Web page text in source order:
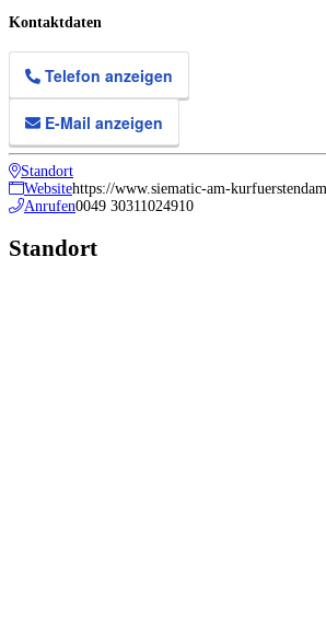
Kontaktdaten
Telefon anzeigen
E-Mail anzeigen
Standort
Websitehttps://www.siematic-am-
Anrufen0049 30311024910
Standort